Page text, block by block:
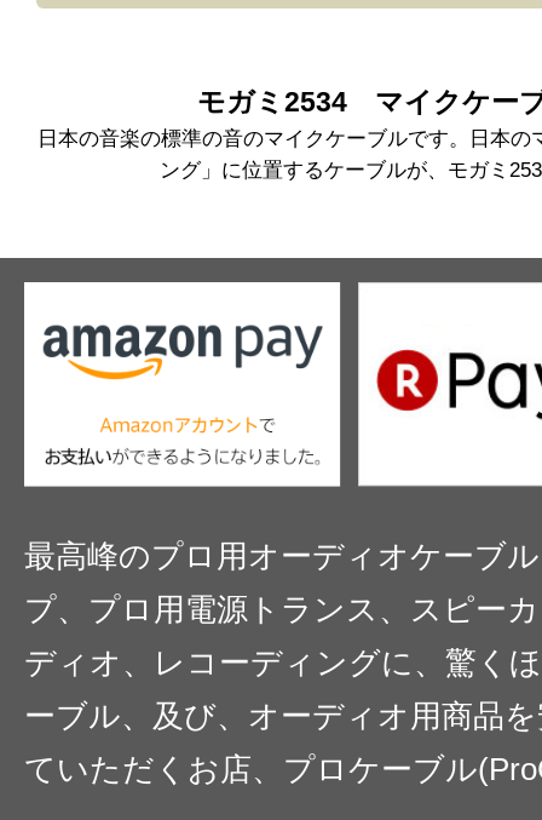
最初にあり物の2534をモニタースピーカーで
Procableさんで2本セットの2534
同じ2534なのに音が全然違く、位相もしっか
て、同じケーブルなのに、製作する方でここ
激いたしました。
いつも素晴らしいケーブルをありがとうござ
すが、引き続き、何卒よろしくお願いいたし
〇〇
モガミ2534 マイクケー
日本の音楽の標準の音のマイクケーブルです。日本の
ング」に位置するケーブルが、モガミ
最高峰のプロ用オーディオケーブ
プ、プロ用電源トランス、スピー
ディオ、レコーディングに、驚く
ーブル、及び、オーディオ用商品
ていただくお店、プロケーブル